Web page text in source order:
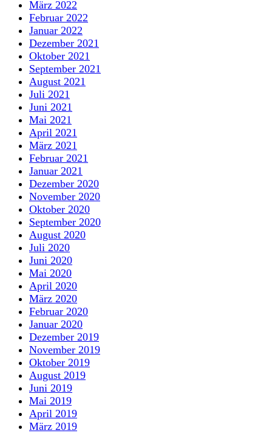
März 2022
Februar 2022
Januar 2022
Dezember 2021
Oktober 2021
September 2021
August 2021
Juli 2021
Juni 2021
Mai 2021
April 2021
März 2021
Februar 2021
Januar 2021
Dezember 2020
November 2020
Oktober 2020
September 2020
August 2020
Juli 2020
Juni 2020
Mai 2020
April 2020
März 2020
Februar 2020
Januar 2020
Dezember 2019
November 2019
Oktober 2019
August 2019
Juni 2019
Mai 2019
April 2019
März 2019